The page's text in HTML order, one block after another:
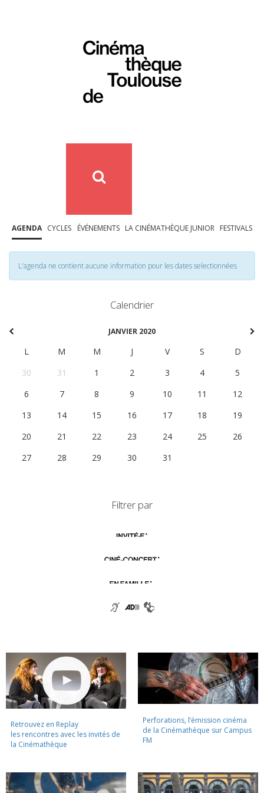
AGENDA CYCLES ÉVÉNEMENTS LA CINÉMATHÈQUE JUNIOR FESTIVALS
L'agenda ne contient aucune information pour les dates selectionnées
Calendrier
JANVIER 2020
L M M J V S
D
30
31 1 2 3 4
5
6
7 8 9 10 11
12
13
14 15 16 17 18
19
20
21 22 23 24 25
26
27
28 29 30 31
Filtrer par
Retrouvez en Replay
les rencontres avec les invités de
la Cinémathèque
Perforations, l’émission cinéma
de la Cinémathèque sur Campus
FM